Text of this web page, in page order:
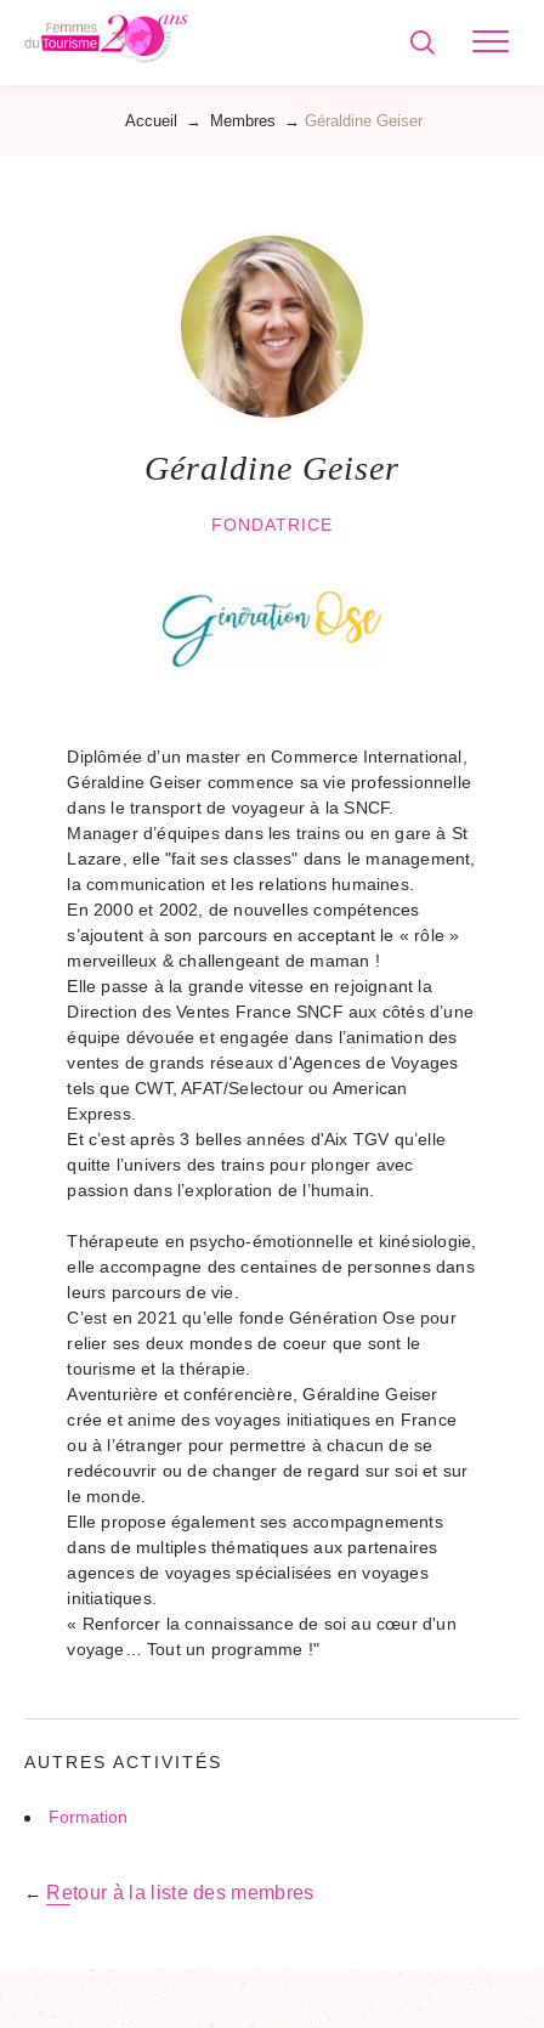
Accueil → Membres → Géraldine Geiser
Géraldine Geiser
FONDATRICE
Diplômée d’un master en Commerce International,
Géraldine Geiser commence sa vie professionnelle
dans le transport de voyageur à la SNCF.
Manager d’équipes dans les trains ou en gare à St
Lazare, elle "fait ses classes" dans le management,
la communication et les relations humaines.
En 2000 et 2002, de nouvelles compétences
s’ajoutent à son parcours en acceptant le « rôle »
merveilleux & challengeant de maman !
Elle passe à la grande vitesse en rejoignant la
Direction des Ventes France SNCF aux côtés d’une
équipe dévouée et engagée dans l’animation des
ventes de grands réseaux d'Agences de Voyages
tels que CWT, AFAT/Selectour ou American
Express.
Et c’est après 3 belles années d'Aix TGV qu’elle
quitte l’univers des trains pour plonger avec
passion dans l’exploration de l’humain.
Thérapeute en psycho-émotionnelle et kinésiologie,
elle accompagne des centaines de personnes dans
leurs parcours de vie.
C’est en 2021 qu’elle fonde Génération Ose pour
relier ses deux mondes de coeur que sont le
tourisme et la thérapie.
Aventurière et conférencière, Géraldine Geiser
crée et anime des voyages initiatiques en France
ou à l’étranger pour permettre à chacun de se
redécouvrir ou de changer de regard sur soi et sur
le monde.
Elle propose également ses accompagnements
dans de multiples thématiques aux partenaires
agences de voyages spécialisées en voyages
initiatiques.
« Renforcer la connaissance de soi au cœur d'un
voyage… Tout un programme !"
AUTRES ACTIVITÉS
Formation
← Retour à la liste des membres